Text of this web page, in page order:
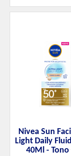
Nivea Sun
Light Daily
40Ml - Tono